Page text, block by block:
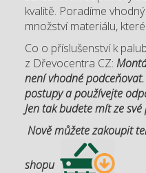
kvalitě. Poradíme
množství materiálu,
Co o příslušenství k
z Dřevocentra CZ:
není vhodné
postupy a používejte
Jen tak budete mít ze
Nově můžete zakoupit
shopu